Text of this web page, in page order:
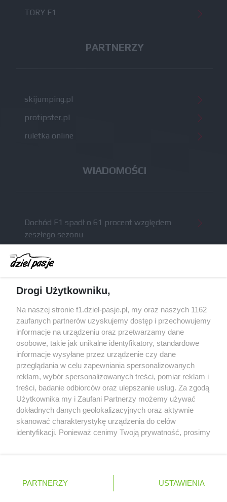
TORY F1
PARTNERZY
skijumping.pl
protipster.pl
ruletka online
WIADOMOŚCI
Dochód F1 spadł o 61 procent względem
zeszłego sezonu
algorytmach?
silnikiem dopiero w styczniu
Audi planuje wprowadzić jeszcze cztery duże
pakiety poprawek w 2026 roku
Gasly dołączył do krytyki obecnych
samochodów F1
Polityka prywatności © 2004 - 2026 GPmedia
Kopiowanie treści bez
zgody autorów zabronione.
powiązana w żaden sposób z grupą przedsiębiorstw Formula
One, oraz oznaczeniami F1, FORMULA ONE, FORMULA 1 FIA
Serwis internetowy, z którego korzystasz, używa plików
cookies. Są to pliki instalowane w urządzeniach
końcowych osób korzystających z serwisu, w celu
administrowania serwisem, poprawy jakości
Dowiedz się więcej o naszej polityce
Drogi Użytkowniku,
Na naszej stronie f1.dziel-pasje.pl, my oraz naszych 1162
zaufanych partnerów uzyskujemy dostęp i przechowujemy
informacje na urządzeniu oraz przetwarzamy dane
osobowe, takie jak unikalne identyfikatory, standardowe
informacje wysyłane przez urządzenie czy dane
przeglądania w celu zapewniania spersonalizowanych
reklam, wybór spersonalizowanych treści, pomiar reklam i
treści, badanie odbiorców oraz ulepszanie usług. Za zgodą
Użytkownika my i Zaufani Partnerzy możemy używać
dokładnych danych geolokalizacyjnych oraz aktywnie
skanować charakterystykę urządzenia do celów
identyfikacji. Ponieważ cenimy Twoją prywatność, prosimy
prywatności znajdujący się w lewym dolnym rogu strony
. Niektóre rodzaje przetwarzania danych nie wymagają
PARTNERZY USTAWIENIA